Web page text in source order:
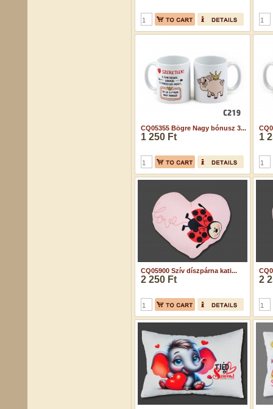
CQ05355 Bögre Nagy bónusz 3...
1 250 Ft 1
CQ05900 Szív díszpárna kati...
2 250 Ft 2